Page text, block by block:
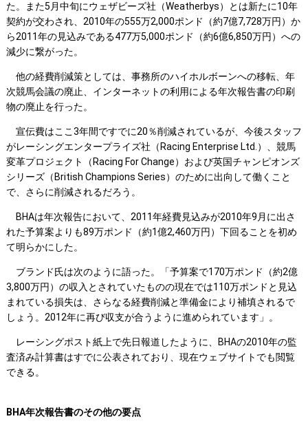
た。また5月中旬にウェザビーズ社（Weatherbys）とは新たに10年
契約が交わされ、2010年の555万2,000ポンド（約7億7,728万円）か
ら2011年の見込みである477万5,000ポンド（約6億6,850万円）への
減少に繋がった。
他の経費削減策としては、事務所のハイホルボーンへの移転、年
次競馬会議の廃止、インターネットの利用による年次報告書の印刷
物の廃止を行った。
宣伝費はここ3年間ですでに20％削減されているが、今後スタッフ
がレーシングエンタープライズ社（Racing Enterprise Ltd.）、競馬
変革プロジェクト（Racing For Change）および英国チャンピオンズ
シリーズ（British Champions Series）のために出向して働くこと
で、さらに削減されるだろう。
BHAは年次報告において、2011年経費見込みが2010年9月に出さ
れた予算案よりも89万ポンド（約1億2,460万円）下回ることを初め
て明らかにした。
ブランド氏は次のように語った。「予算案で170万ポンド（約2億
3,800万円）の収入とされていたものの現在では110万ポンドと見込
まれている損失は、さらなる経費削減と準備金により補填されるで
しょう。2012年に再び収支が合うように進められています」。
レーシングポスト紙上で先日報道したように、BHAの2010年の監
査済み計算書はすでに公表されており、現在ウェブサイトでも閲覧
できる。
BHA年次報告書のその他の要点